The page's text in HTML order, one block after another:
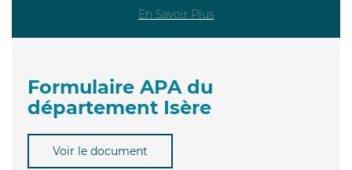
En Savoir Plus
Formulaire APA du
département Isère
Voir le document